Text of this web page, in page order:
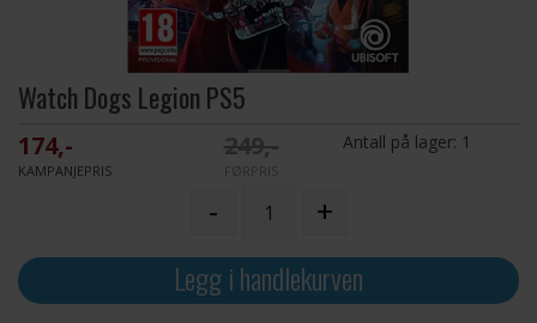
Watch Dogs Legion PS5
174,-
KAMPANJEPRIS
249,-
FØRPRIS
Antall på lager: 1
- +
Legg i handlekurven